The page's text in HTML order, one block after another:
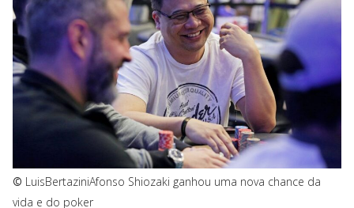
© LuisBertaziniAfonso Shiozaki ganhou uma nova chance da
vida e do poker